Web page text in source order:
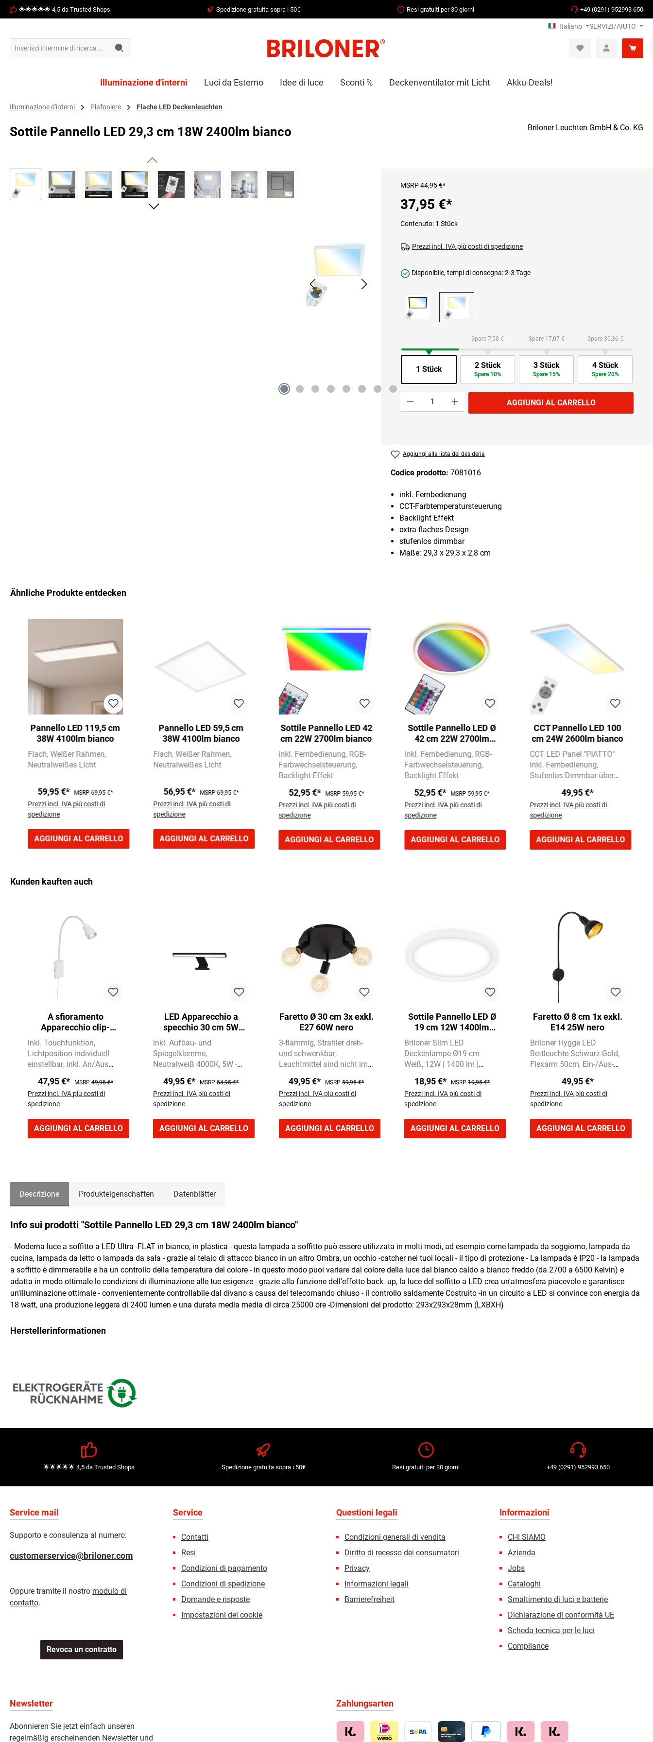
Passa alla navigazione principale
🌟🌟🌟🌟🌟 4,5 da Trusted Shops Spedizione gratuita sopra i 50€ Resi gratuiti per 30 giorni +49 (0291) 952993 650
Italiano SERVIZI/AIUTO
Illuminazione d'interni Luci da Esterno Idee di luce Sconti % Deckenventilator mit Licht Akku-Deals!
Illuminazione d'interni Plafoniere Flache LED Deckenleuchten
Sottile Pannello LED 29,3 cm 18W 2400lm bianco Briloner Leuchten GmbH & Co. KG
Salta la galleria di immagini
MSRP44,95 €*
37,95 €*
Contenuto: 1 Stück
Prezzi incl. IVA più costi di spedizione
Disponibile, tempi di consegna: 2-3 Tage
1 Stück
Spare 7,58 €
2 Stück
Spare 10%
Spare 17,07 €
3 Stück
Spare 15%
Spare 30,36 €
4 Stück
Spare 20%
AGGIUNGI AL CARRELLO
Aggiungi alla lista dei desideria
Codice prodotto: 7081016
inkl. Fernbedienung
CCT-Farbtemperatursteuerung
Backlight Effekt
extra flaches Design
stufenlos dimmbar
Maße: 29,3 x 29,3 x 2,8 cm
Ähnliche Produkte entdecken
Pannello LED 119,5 cm
38W 4100lm bianco
Flach Weißer Rahmen
Neutralweißes Licht
59,95 €* MSRP69,95 €*
Prezzi incl. IVA più costi di
spedizione
AGGIUNGI AL CARRELLO
Pannello LED 59,5 cm
38W 4100lm bianco
Flach Weißer Rahmen
Neutralweißes Licht
56,95 €* MSRP69,95 €*
Prezzi incl. IVA più costi di
spedizione
AGGIUNGI AL CARRELLO
Sottile Pannello LED 42
cm 22W 2700lm bianco
inkl. Fernbedienung RGB-
Farbwechselsteuerung
Backlight Effekt
52,95 €* MSRP59,95 €*
Prezzi incl. IVA più costi di
spedizione
AGGIUNGI AL CARRELLO
Sottile Pannello LED Ø
42 cm 22W 2700lm
bianco
inkl. Fernbedienung RGB-
Farbwechselsteuerung
Backlight Effekt
52,95 €* MSRP59,95 €*
Prezzi incl. IVA più costi di
spedizione
AGGIUNGI AL CARRELLO
CCT Pannello LED 100
cm 24W 2600lm bianco
CCT LED Panel "PIATTO"
inkl. Fernbedienung
Stufenlos Dimmbar über
Farbtemperatursteuerung
3.000-6.500 Kelvin
49,95 €*
Prezzi incl. IVA più costi di
spedizione
AGGIUNGI AL CARRELLO
Kunden kauften auch
A sfioramento
Apparecchio clip-
on/plug-in 69 cm 1x
GU10 5W 400lm bianco
inkl. Touchfunktion
Lichtposition individuell
einstellbar inkl. An/Aus
47,95 €* MSRP49,95 €*
Prezzi incl. IVA più costi di
spedizione
AGGIUNGI AL CARRELLO
LED Apparecchio a
specchio 30 cm 5W
500lm nero
inkl. Aufbau- und
Spiegelklemme
Neutralweiß 4000K 5W -
49,95 €* MSRP54,95 €*
Prezzi incl. IVA più costi di
spedizione
AGGIUNGI AL CARRELLO
Faretto Ø 30 cm 3x exkl.
E27 60W nero
3-flammig Strahler dreh-
und schwenkbar
Leuchtmittel sind nicht im
49,95 €* MSRP59,95 €*
Prezzi incl. IVA più costi di
spedizione
AGGIUNGI AL CARRELLO
Sottile Pannello LED Ø
19 cm 12W 1400lm
bianco
Briloner Slim LED
Deckenlampe Ø19 cm
Weiß 12W | 1400 lm |
Indirekter Backlight-Effekt
für angenehmes Raumlicht
18,95 €* MSRP19,95 €*
Prezzi incl. IVA più costi di
spedizione
AGGIUNGI AL CARRELLO
Faretto Ø 8 cm 1x exkl.
E14 25W nero
Briloner Hygge LED
Bettleuchte Schwarz-Gold
Flexarm 50cm, Ein-/Aus-
Leuchtmittel Für
Schlafzimmer &
Lesebereich, Schutzart IP20
49,95 €*
Prezzi incl. IVA più costi di
spedizione
AGGIUNGI AL CARRELLO
Descrizione Produkteigenschaften Datenblätter
Info sui prodotti "Sottile Pannello LED 29,3 cm 18W 2400lm bianco"
- Moderna luce a soffitto a LED Ultra -FLAT in bianco, in plastica - questa lampada a soffitto può essere utilizzata in molti modi, ad esempio come lampada da soggiorno, lampada da
cucina, lampada da letto o lampada da sala - grazie al telaio di attacco bianco in un altro Ombra, un occhio -catcher nei tuoi locali - il tipo di protezione - La lampada è IP20 - la lampada
a soffitto è dimmerabile e ha un controllo della temperatura del colore - in questo modo puoi variare dal colore della luce dal bianco caldo a bianco freddo (da 2700 a 6500 Kelvin) e
adatta in modo ottimale le condizioni di illuminazione alle tue esigenze - grazie alla funzione dell'effetto back -up, la luce del soffitto a LED crea un'atmosfera piacevole e garantisce
un'illuminazione ottimale - convenientemente controllabile dal divano a causa del telecomando chiuso - il controllo saldamente Costruito -in un circuito a LED si convince con energia da
18 watt, una produzione leggera di 2400 lumen e una durata media media di circa 25000 ore -Dimensioni del prodotto: 293x293x28mm (LXBXH)
Herstellerinformationen
🌟🌟🌟🌟🌟 4,5 da Trusted Shops Spedizione gratuita sopra i 50€ Resi gratuiti per 30 giorni +49 (0291) 952993 650
Service mail
Supporto e consulenza al numero:
customerservice@briloner.com
Oppure tramite il nostro modulo di
contatto.
Revoca un contratto
Service
Contatti
Resi
Condizioni di pagamento
Condizioni di spedizione
Domande e risposte
Impostazioni dei cookie
Questioni legali
Condizioni generali di vendita
Diritto di recesso dei consumatori
Privacy
Informazioni legali
Barrierefreiheit
Informazioni
CHI SIAMO
Azienda
Jobs
Cataloghi
Smaltimento di luci e batterie
Dichiarazione di conformità UE
Scheda tecnica per le luci
Compliance
Newsletter
Abonnieren Sie jetzt einfach unseren
regelmäßig erscheinenden Newsletter und
Zahlungsarten